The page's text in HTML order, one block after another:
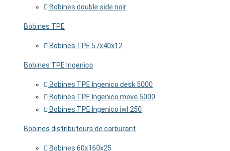
Bobines double side noir
Bobines TPE
Bobines TPE 57x40x12
Bobines TPE Ingenico
Bobines TPE Ingenico desk 5000
Bobines TPE Ingenico move 5000
Bobines TPE Ingenico iwl 250
Bobines distributeurs de carburant
Bobines 60x160x25